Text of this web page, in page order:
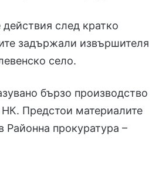
след кратко
задържали извършителя
село.
бързо производство
НК. Предстои материалите
Районна прокуратура –